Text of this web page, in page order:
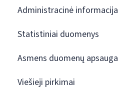
Administracinė informacija
Statistiniai duomenys
Asmens duomenų apsauga
Viešieji pirkimai